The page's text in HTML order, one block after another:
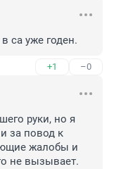
са уже годен.
+1 –0
руки, но я
за повод к
жалобы и
не вызывает.